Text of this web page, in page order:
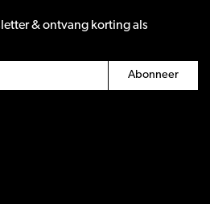
& ontvang korting als
Abonneer